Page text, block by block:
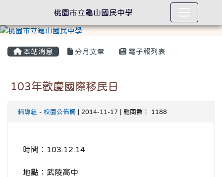
本站消息 分月文章 電子報列表
103年歡慶國際移民日
輔導組 - 校園公佈欄 | 2014-11-17 | 點閱數： 1188
時間：103.12.14
地點：武陵高中
桃園市立龜山國民中學